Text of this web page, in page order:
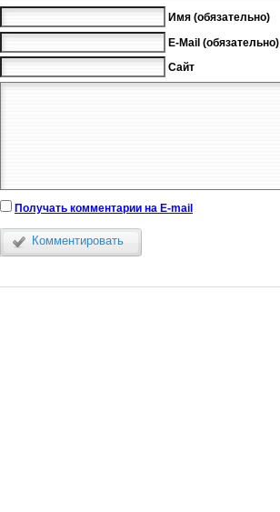
Имя (обязательно)
E-Mail (обязательно)
Сайт
Получать комментарии на E-mail
Комментировать